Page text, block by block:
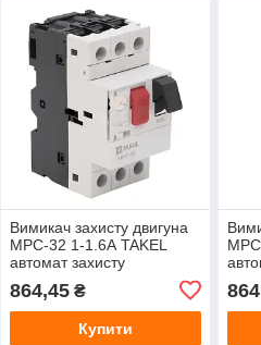
Вимикач захисту двигуна
MPC-32 1-1.6А TAKEL
автомат захисту
електродвигуна моторний
автомат
864,45₴
Купити